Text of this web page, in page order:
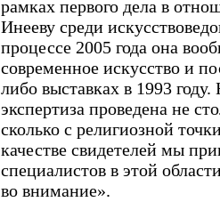
рамках первого дела в
Инееву среди
процессе 2005 года она
современное искусство и
либо выставках в 1993 году.
экспертиза проведена не
сколько с религиозной
качестве свидетелей мы
специалистов в этой
во внимание».